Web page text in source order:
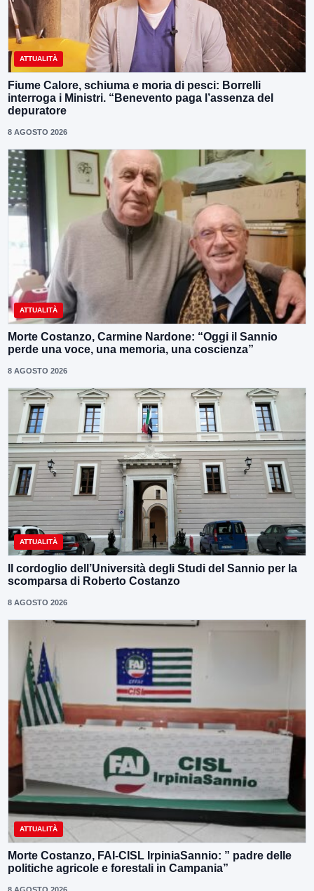
ATTUALITÀ
Fiume Calore, schiuma e moria di pesci: Borrelli
interroga i Ministri. “Benevento paga l’assenza del
depuratore
8 AGOSTO 2026
ATTUALITÀ
Morte Costanzo, Carmine Nardone: “Oggi il Sannio
perde una voce, una memoria, una coscienza”
8 AGOSTO 2026
ATTUALITÀ
Il cordoglio dell’Università degli Studi del Sannio per la
scomparsa di Roberto Costanzo
8 AGOSTO 2026
ATTUALITÀ
Morte Costanzo, FAI-CISL IrpiniaSannio: ” padre delle
politiche agricole e forestali in Campania”